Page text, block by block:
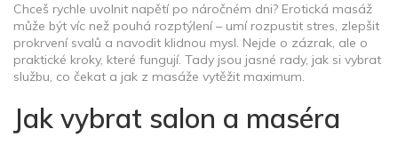
Chceš rychle uvolnit napětí po náročném dni? Erotická masáž
může být víc než pouhá rozptýlení – umí rozpustit stres, zlepšit
prokrvení svalů a navodit klidnou mysl. Nejde o zázrak, ale o
praktické kroky, které fungují. Tady jsou jasné rady, jak si vybrat
službu, co čekat a jak z masáže vytěžit maximum.
Jak vybrat salon a maséra